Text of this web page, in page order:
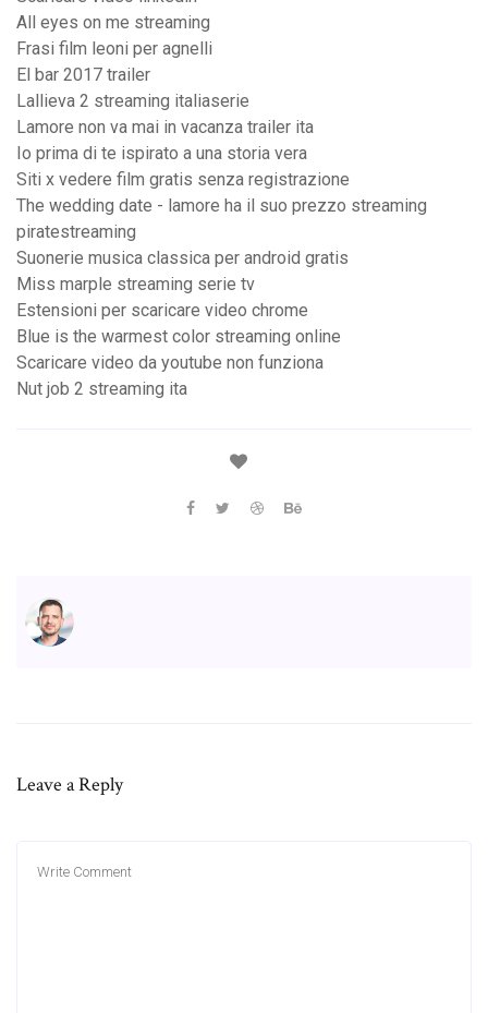
All eyes on me streaming
Frasi film leoni per agnelli
El bar 2017 trailer
Lallieva 2 streaming italiaserie
Lamore non va mai in vacanza trailer ita
Io prima di te ispirato a una storia vera
Siti x vedere film gratis senza registrazione
The wedding date - lamore ha il suo prezzo streaming
piratestreaming
Suonerie musica classica per android gratis
Miss marple streaming serie tv
Estensioni per scaricare video chrome
Blue is the warmest color streaming online
Scaricare video da youtube non funziona
Nut job 2 streaming ita
Leave a Reply